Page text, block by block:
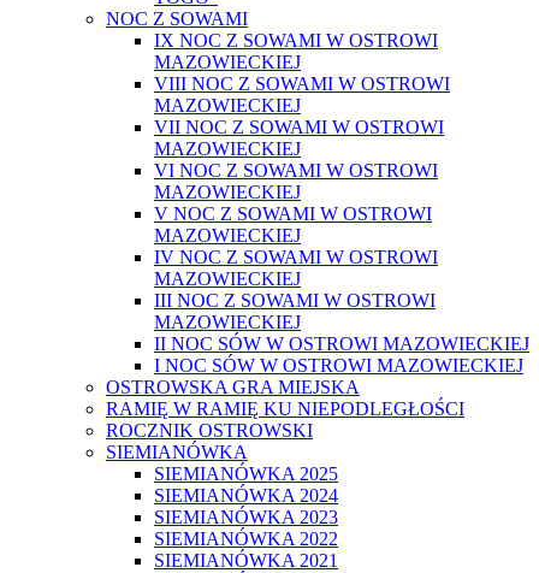
NOC Z SOWAMI
IX NOC Z SOWAMI W OSTROWI
MAZOWIECKIEJ
VIII NOC Z SOWAMI W OSTROWI
MAZOWIECKIEJ
VII NOC Z SOWAMI W OSTROWI
MAZOWIECKIEJ
VI NOC Z SOWAMI W OSTROWI
MAZOWIECKIEJ
V NOC Z SOWAMI W OSTROWI
MAZOWIECKIEJ
IV NOC Z SOWAMI W OSTROWI
MAZOWIECKIEJ
III NOC Z SOWAMI W OSTROWI
MAZOWIECKIEJ
II NOC SÓW W OSTROWI MAZOWIECKIEJ
I NOC SÓW W OSTROWI MAZOWIECKIEJ
OSTROWSKA GRA MIEJSKA
RAMIĘ W RAMIĘ KU NIEPODLEGŁOŚCI
ROCZNIK OSTROWSKI
SIEMIANÓWKA
SIEMIANÓWKA 2025
SIEMIANÓWKA 2024
SIEMIANÓWKA 2023
SIEMIANÓWKA 2022
SIEMIANÓWKA 2021